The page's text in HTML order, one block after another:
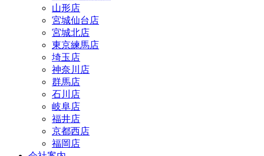
山形店
宮城仙台店
宮城北店
東京練馬店
埼玉店
神奈川店
群馬店
石川店
岐阜店
福井店
京都西店
福岡店